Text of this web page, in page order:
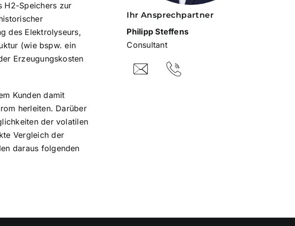
H2-Speichers zur
des Elektrolyseurs,
(wie bspw. ein
Erzeugungskosten
Kunden damit
herleiten. Darüber
der volatilen
Vergleich der
daraus folgenden
Ihr Ansprechpartner
Philipp Steffens
Consultant